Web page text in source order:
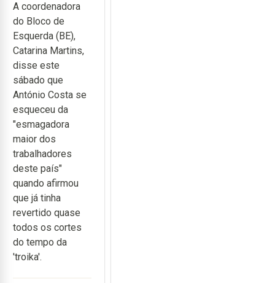
A coordenadora
do Bloco de
Esquerda (BE),
Catarina Martins,
disse este
sábado que
António Costa se
esqueceu da
"esmagadora
maior dos
trabalhadores
deste país"
quando afirmou
que já tinha
revertido quase
todos os cortes
do tempo da
'troika'.